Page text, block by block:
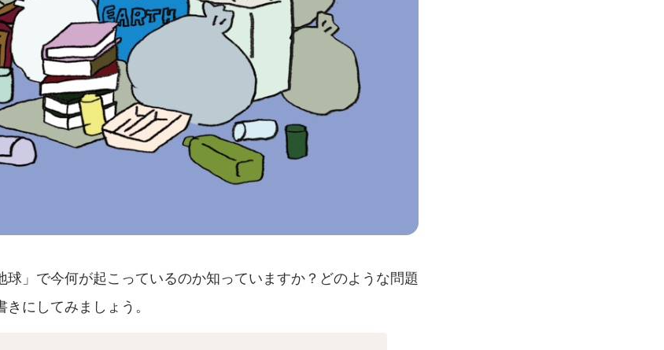
球」で今何が起こっているのか知っていますか？どのような問題
にしてみましょう。